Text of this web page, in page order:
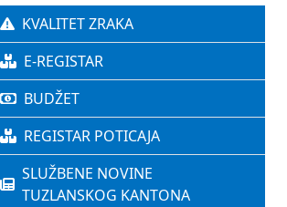
KVALITET ZRAKA
E-REGISTAR
BUDŽET
REGISTAR POTICAJA
SLUŽBENE NOVINE
TUZLANSKOG KANTONA